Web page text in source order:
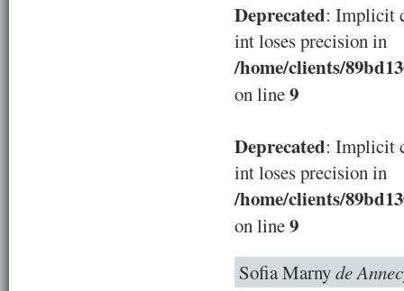
Deprecated: Implicit
int loses precision in
/home/clients/
on line9
Deprecated: Implicit
int loses precision in
/home/clients/
on line9
Sofia Marnyde